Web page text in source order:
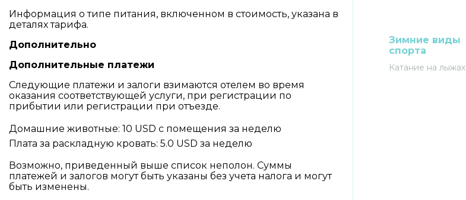
Информация о типе питания, включенном в стоимость, указана в
деталях тарифа.
Дополнительно
Дополнительные платежи
Следующие платежи и залоги взимаются отелем во время
оказания соответствующей услуги, при регистрации по
прибытии или регистрации при отъезде.
Домашние животные: 10 USD с помещения за неделю
Плата за раскладную кровать: 5.0 USD за неделю
Возможно, приведенный выше список неполон. Суммы
платежей и залогов могут быть указаны без учета налога и могут
быть изменены.
Зимние виды
спорта
Катание на лыжах